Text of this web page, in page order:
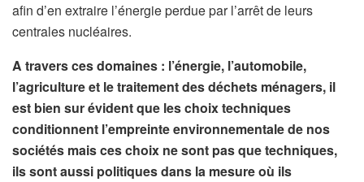
afin d’en extraire l’énergie perdue par l’arrêt de leurs
centrales nucléaires.
A travers ces domaines : l’énergie, l’automobile,
l’agriculture et le traitement des déchets ménagers, il
est bien sur évident que les choix techniques
conditionnent l’empreinte environnementale de nos
sociétés mais ces choix ne sont pas que techniques,
ils sont aussi politiques dans la mesure où ils